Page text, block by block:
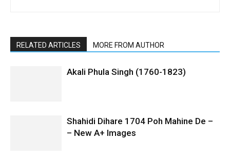
RELATED ARTICLES MORE FROM AUTHOR
Akali Phula Singh (1760-1823)
Shahidi Dihare 1704 Poh Mahine De –
– New A+ Images